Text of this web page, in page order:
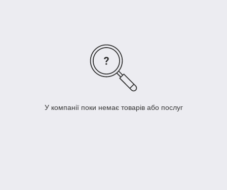
проте їх якість об'єктивно гірша.
Відправлення купленихполімерних металотросів
виконується з власного складу, можливе замовлення як
У компанії поки немає товарів або послуг